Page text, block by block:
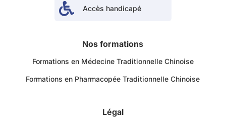
 Accès handicapé
Nos formations
Formations en Médecine Traditionnelle Chinoise
Formations en Pharmacopée Traditionnelle Chinoise
Légal